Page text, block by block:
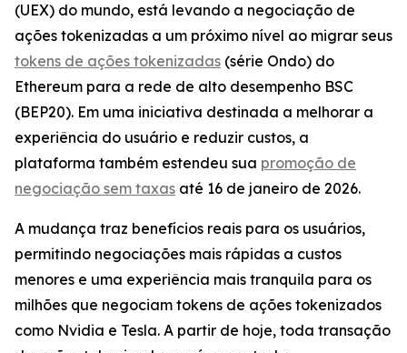
(UEX) do mundo, está levando a negociação de
ações tokenizadas a um próximo nível ao migrar seus
tokens de ações tokenizadas (série Ondo) do
Ethereum para a rede de alto desempenho BSC
(BEP20). Em uma iniciativa destinada a melhorar a
experiência do usuário e reduzir custos, a
plataforma também estendeu sua promoção de
negociação sem taxas até 16 de janeiro de 2026.
A mudança traz benefícios reais para os usuários,
permitindo negociações mais rápidas a custos
menores e uma experiência mais tranquila para os
milhões que negociam tokens de ações tokenizados
como Nvidia e Tesla. A partir de hoje, toda transação